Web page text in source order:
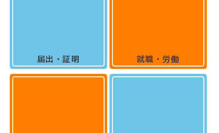
届出・証明 就職・労働